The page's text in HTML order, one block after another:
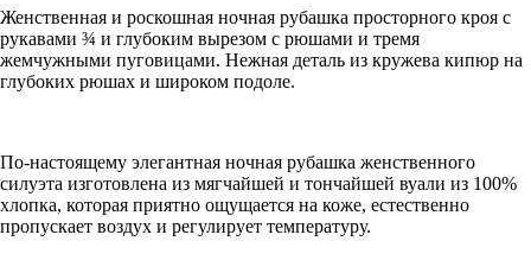
Женственная и роскошная ночная рубашка просторного кроя с
рукавами ¾ и глубоким вырезом с рюшами и тремя
жемчужными пуговицами. Нежная деталь из кружева кипюр на
глубоких рюшах и широком подоле.
По-настоящему элегантная ночная рубашка женственного
силуэта изготовлена ​​из мягчайшей и тончайшей вуали из 100%
хлопка, которая приятно ощущается на коже, естественно
пропускает воздух и регулирует температуру.